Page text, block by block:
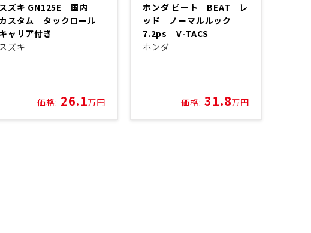
スズキ GN125E 国内
カスタム タックロール
キャリア付き
スズキ
価格: 26.1万円
ホンダ ビート BEAT レ
ッド ノーマルルック
7.2ps V-TACS
ホンダ
価格: 31.8万円